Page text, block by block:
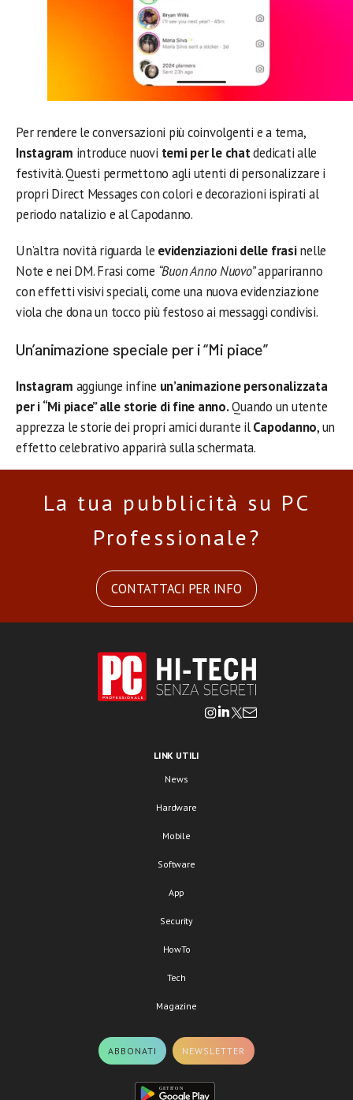
Per rendere le conversazioni più coinvolgenti e a tema,
Instagram introduce nuovi temi per le chatdedicati alle
festività. Questi permettono agli utenti di personalizzare i
propri Direct Messages con colori e decorazioni ispirati al
periodo natalizio e al Capodanno.
Un’altra novità riguarda le evidenziazioni delle frasinelle
Note e nei DM. Frasi come “Buon Anno Nuovo”appariranno
con effetti visivi speciali, come una nuova evidenziazione
viola che dona un tocco più festoso ai messaggi condivisi.
Un’animazione speciale per i “Mi piace”
Instagram aggiunge infine un’animazione personalizzata
per i “Mi piace” alle storie di fine anno.Quando un utente
apprezza le storie dei propri amici durante ilCapodanno, un
effetto celebrativo apparirà sulla schermata.
La tua pubblicità su PC
Professionale?
CONTATTACI PER INFO
LINK UTILI
News
Hardware
Mobile
Software
App
Security
HowTo
Tech
Magazine
ABBONATI NEWSLETTER